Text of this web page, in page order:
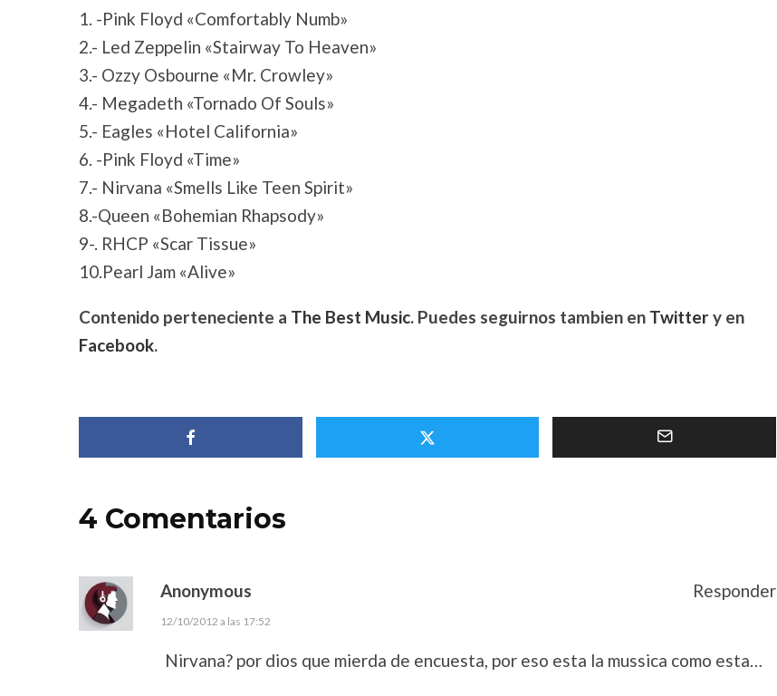
1. -Pink Floyd «Comfortably Numb»
2.- Led Zeppelin «Stairway To Heaven»
3.- Ozzy Osbourne «Mr. Crowley»
4.- Megadeth «Tornado Of Souls»
5.- Eagles «Hotel California»
6. -Pink Floyd «Time»
7.- Nirvana «Smells Like Teen Spirit»
8.-Queen «Bohemian Rhapsody»
9-. RHCP «Scar Tissue»
10.Pearl Jam «Alive»
Contenido perteneciente a The Best Music. Puedes seguirnos tambien en Twittery en
Facebook.
4 Comentarios
Anonymous
12/10/2012 a las 17:52
Nirvana? por dios que mierda de encuesta, por eso esta la mussica como esta…
Responder